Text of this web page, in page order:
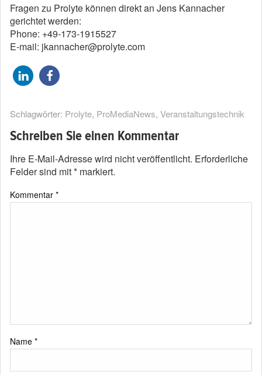
Fragen zu Prolyte können direkt an Jens Kannacher
gerichtet werden:
Phone: +49-173-1915527
E-mail: jkannacher@prolyte.com
Schlagwörter: Prolyte, ProMediaNews, Veranstaltungstechnik
Schreiben Sie einen Kommentar
Ihre E-Mail-Adresse wird nicht veröffentlicht. Erforderliche
Felder sind mit* markiert.
Kommentar *
Name *